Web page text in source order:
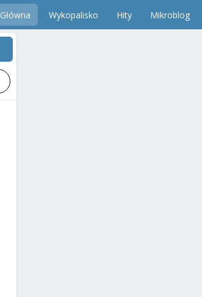
Główna Wykopalisko Hity Mikroblog